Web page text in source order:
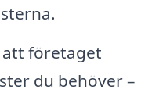
att företaget
du behöver –